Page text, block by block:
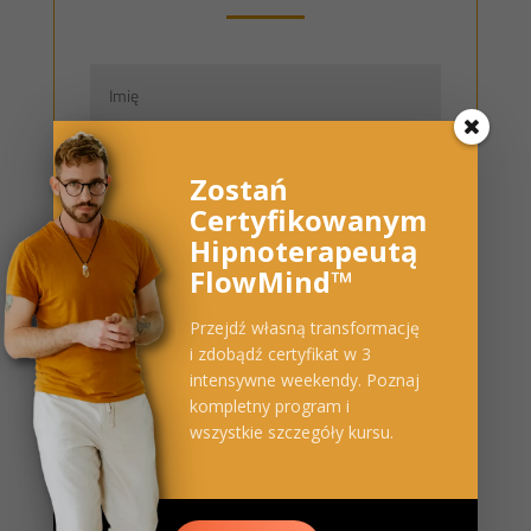
Polityka prywatności
Akceptuję
Zostań
Certyfikowanym
Hipnoterapeutą
FlowMind™
Przejdź własną transformację
i zdobądź certyfikat w 3
intensywne weekendy. Poznaj
kompletny program i
wszystkie szczegóły kursu.